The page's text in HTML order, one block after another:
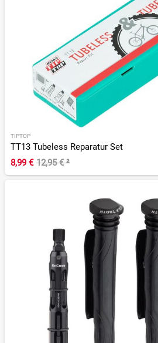
TIPTOP
TT13 Tubeless Reparatur Set
8,99 € 12,95 €²